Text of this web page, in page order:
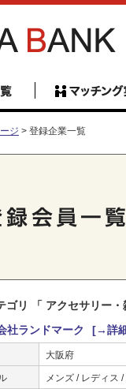
ジ > 登録企業一覧
ゴリ 「 アクセサリー
社ランドマーク
[→詳
大阪府
メンズ / レディス